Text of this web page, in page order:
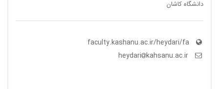
دانشگاه کاشان
faculty.kashanu.ac.ir/heydari/fa
kahsanu.ac.ir